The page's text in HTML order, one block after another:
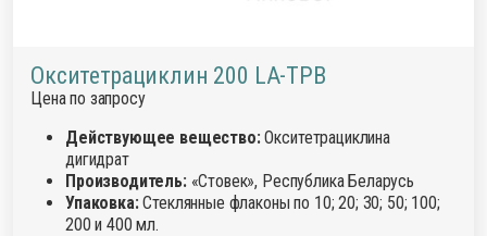
Окситетрациклин 200 LA-ТРВ
Цена по запросу
Действующее вещество:Окситетрациклина
дигидрат
Производитель:«Стовек», Республика Беларусь
Упаковка:Стеклянные флаконы по 10; 20; 30; 50; 100;
200 и 400 мл.